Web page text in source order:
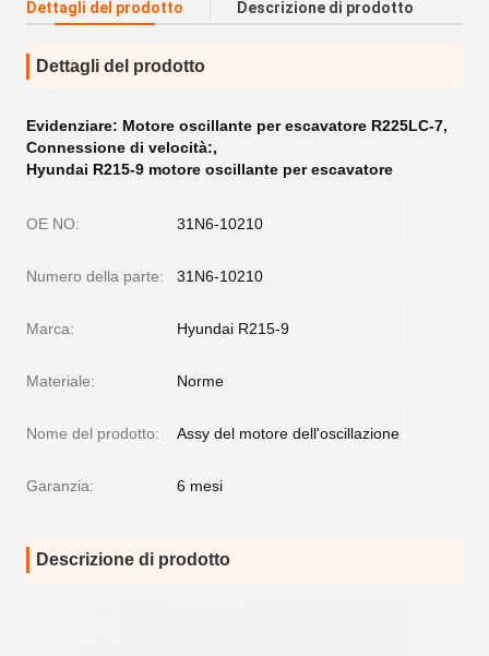
Dettagli del prodotto Descrizione di prodotto
Dettagli del prodotto
Evidenziare: Motore oscillante per escavatore R225LC-7,
Connessione di velocità:,
Hyundai R215-9 motore oscillante per escavatore
OE NO: 31N6-10210
Numero della parte: 31N6-10210
Marca: Hyundai R215-9
Materiale: Norme
Nome del prodotto: Assy del motore dell'oscillazione
Garanzia: 6 mesi
Descrizione di prodotto